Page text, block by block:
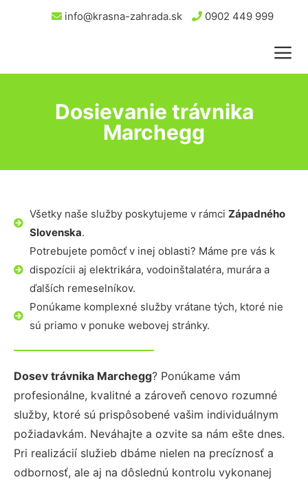
info@krasna-zahrada.sk 0902 449 999
Dosievanie trávnika
Marchegg
Všetky naše služby poskytujeme v rámci Západného
Slovenska.
Potrebujete pomôcť v inej oblasti? Máme pre vás k
dispozícii aj elektrikára, vodoinštalatéra, murára a
ďalších remeselníkov.
Ponúkame komplexné služby vrátane tých, ktoré nie
sú priamo v ponuke webovej stránky.
Dosev trávnika Marchegg? Ponúkame vám
profesionálne, kvalitné a zároveň cenovo rozumné
služby, ktoré sú prispôsobené vašim individuálnym
požiadavkám. Neváhajte a ozvite sa nám ešte dnes.
Pri realizácií služieb dbáme nielen na precíznosť a
odbornosť, ale aj na dôslednú kontrolu vykonanej